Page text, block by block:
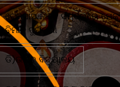
ଟେକ୍ସାସ ନିକଟ ସମୁଦ୍ରରେ
ବିମାନ ଦୁର୍ଘଟଣା
ଡି)ଉଚ୍ଚ ବିଦ୍ୟାଳୟ